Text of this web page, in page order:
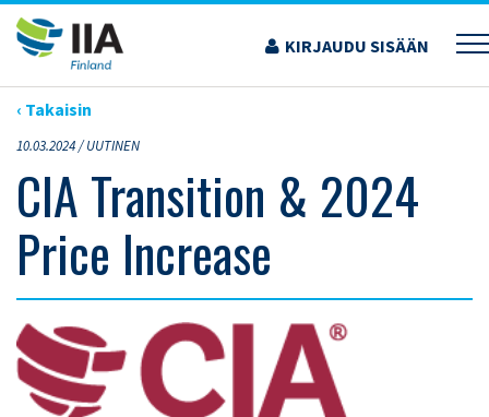
Siirry
sisältöön
KIRJAUDU SISÄÄN
›ARTIKKELIT›CIA TRANSITION & 2024 PRICE INCREASE
‹ Takaisin
10.03.2024 /UUTINEN
CIA Transition & 2024
Price Increase